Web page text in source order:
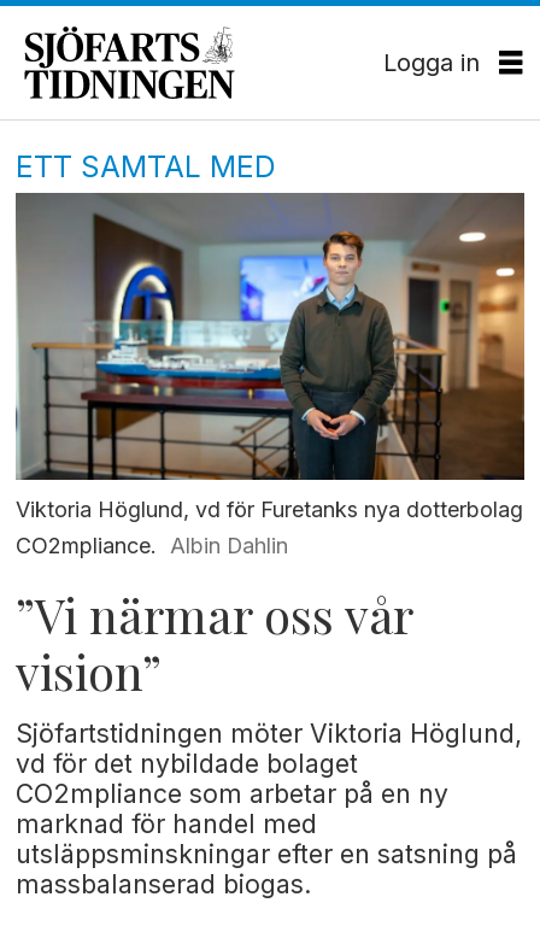
Logga in
ETT SAMTAL MED
Viktoria Höglund, vd för Furetanks nya dotterbolag
CO2mpliance.
Albin Dahlin
”Vi närmar oss vår
vision”
Sjöfartstidningen möter Viktoria Höglund,
vd för det nybildade bolaget
CO2mpliance som arbetar på en ny
marknad för handel med
utsläppsminskningar efter en satsning på
massbalanserad biogas.